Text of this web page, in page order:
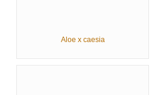
Aloe x caesia